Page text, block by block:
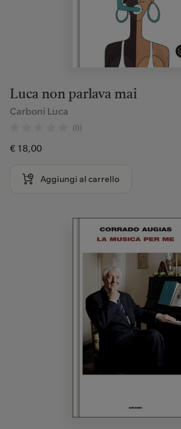
Luca non parlava mai
Carboni Luca
(0)
€ 18,00
Aggiungi al carrello